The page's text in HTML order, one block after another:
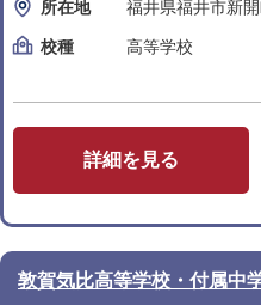
所在地
福井県福井市新
校種
高等学校
詳細を見る
敦賀気比高等学校・付属中